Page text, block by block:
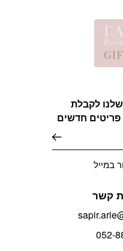
לקבלת
פריטים חדשים
במייל
קשר
052-